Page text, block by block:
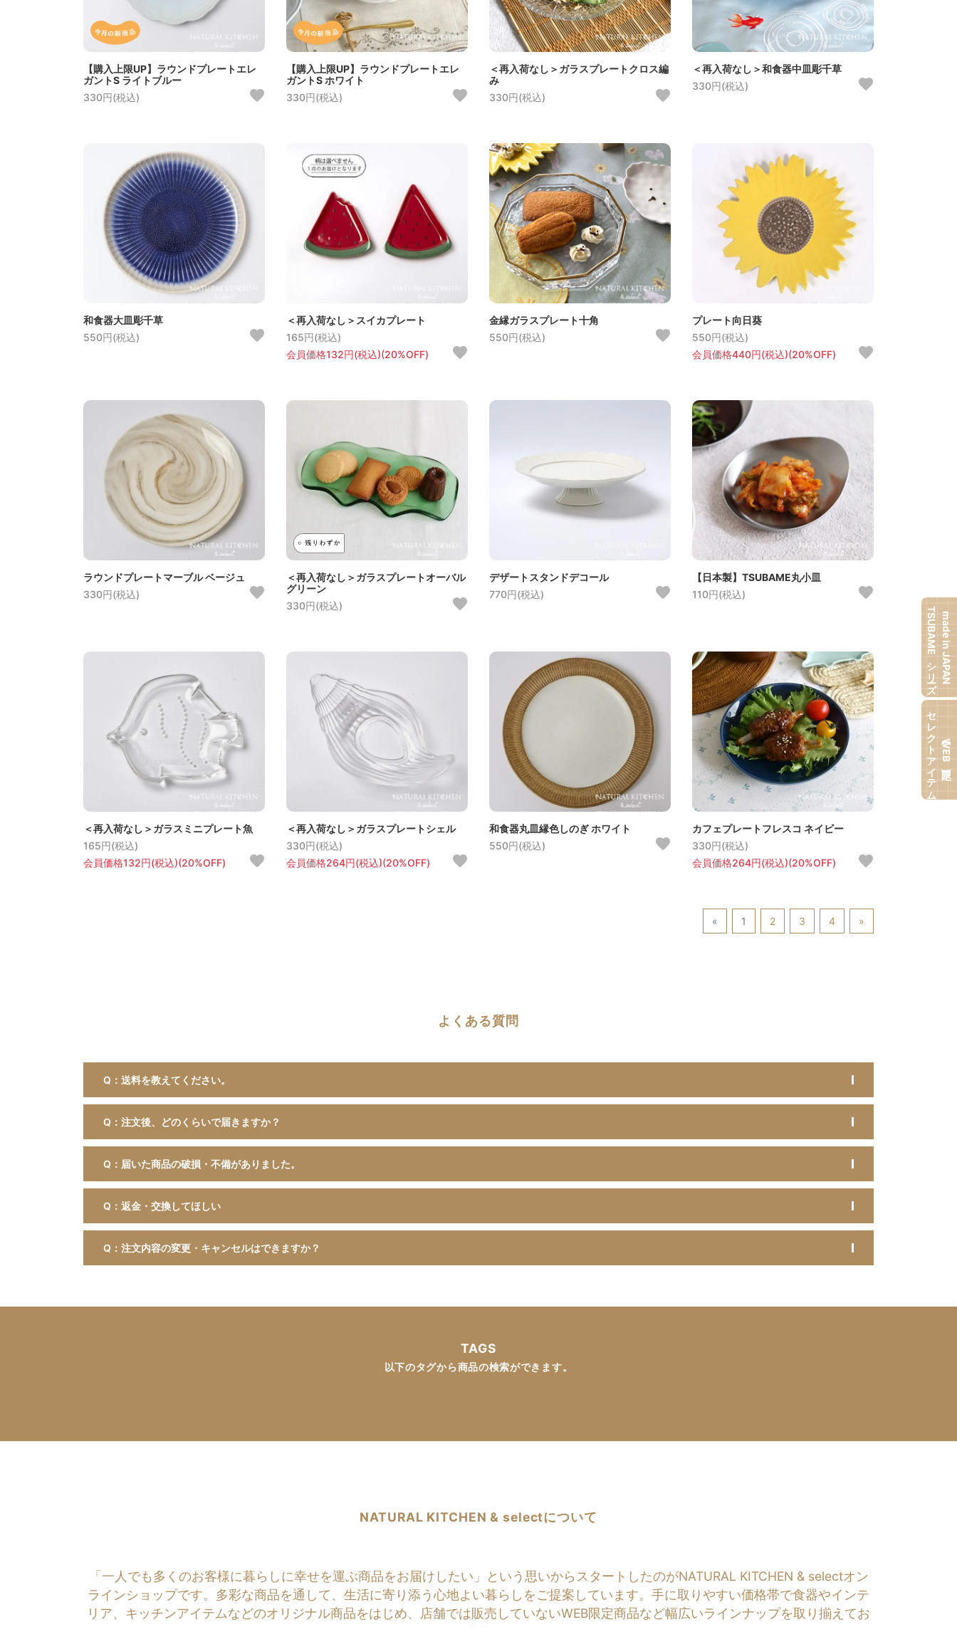
【購入上限UP】ラウンドプレートエレ
ガントS ライトブルー
330円(税込)
【購入上限UP】ラウンドプレートエレ
ガントS ホワイト
330円(税込)
＜再入荷なし＞ガラスプレートクロス編
み
330円(税込)
＜再入荷なし＞和食器中皿彫千草
330円(税込)
和食器大皿彫千草
550円(税込)
＜再入荷なし＞スイカプレート
165円(税込)
会員価格132円(税込)(20%OFF)
金縁ガラスプレート十角
550円(税込)
プレート向日葵
550円(税込)
会員価格440円(税込)(20%OFF)
ラウンドプレートマーブル ベージュ
330円(税込)
＜再入荷なし＞ガラスプレートオーバル
グリーン
330円(税込)
デザートスタンドデコール
770円(税込)
【日本製】TSUBAME丸小皿
110円(税込)
＜再入荷なし＞ガラスミニプレート魚
165円(税込)
会員価格132円(税込)(20%OFF)
＜再入荷なし＞ガラスプレートシェル
330円(税込)
会員価格264円(税込)(20%OFF)
和食器丸皿縁色しのぎ ホワイト
550円(税込)
カフェプレートフレスコ ネイビー
330円(税込)
会員価格264円(税込)(20%OFF)
« 1 2 3 4 »
よくある質問
Q：送料を教えてください。
Q：注文後、どのくらいで届きますか？
Q：届いた商品の破損・不備がありました。
Q：返金・交換してほしい
Q：注文内容の変更・キャンセルはできますか？
TAGS
以下のタグから商品の検索ができます。
NATURAL KITCHEN & selectについて
「一人でも多くのお客様に暮らしに幸せを運ぶ商品をお届けしたい」という思いからスタートしたのがNATURAL KITCHEN & selectオン
ラインショップです。多彩な商品を通して、生活に寄り添う心地よい暮らしをご提案しています。手に取りやすい価格帯で食器やインテ
リア、キッチンアイテムなどのオリジナル商品をはじめ、店舗では販売していないWEB限定商品など幅広いラインナップを取り揃えてお
made in JAPAN
TSUBAMEシリーズ
【WEB限定】
セレクトアイテム